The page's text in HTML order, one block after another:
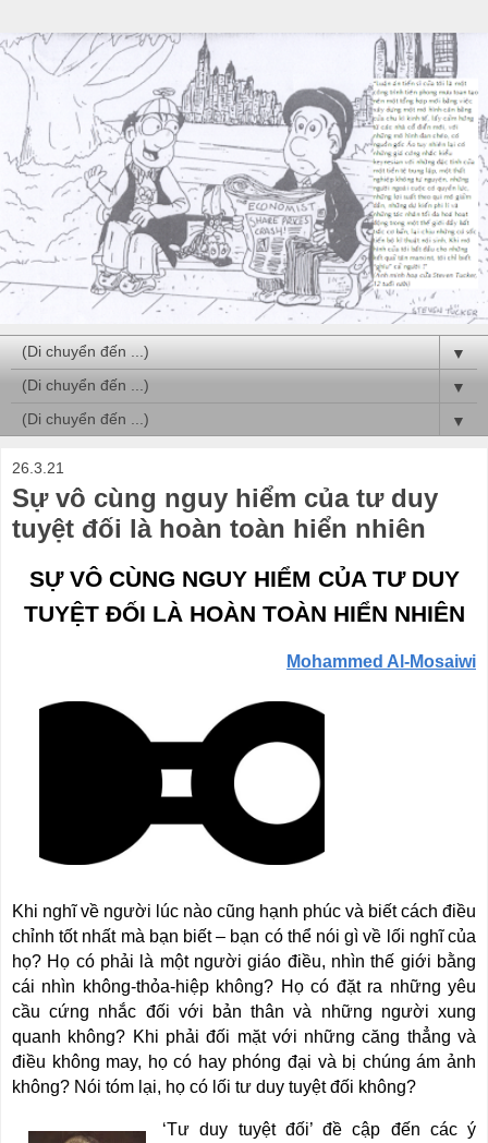
▼
▼
▼
26.3.21
Sự vô cùng nguy hiểm của tư duy
tuyệt đối là hoàn toàn hiển nhiên
SỰ VÔ CÙNG NGUY HIỂM CỦA TƯ DUY
TUYỆT ĐỐI LÀ HOÀN TOÀN HIỂN NHIÊN
Mohammed Al-Mosaiwi
Khi nghĩ về người lúc nào cũng hạnh phúc và biết cách điều
chỉnh tốt nhất mà bạn biết – bạn có thể nói gì về lối nghĩ của
họ? Họ có phải là một người giáo điều, nhìn thế giới bằng
cái nhìn không-thỏa-hiệp không? Họ có đặt ra những yêu
cầu cứng nhắc đối với bản thân và những người xung
quanh không? Khi phải đối mặt với những căng thẳng và
điều không may, họ có hay phóng đại và bị chúng ám ảnh
không? Nói tóm lại, họ có lối tư duy tuyệt đối không?
‘Tư duy tuyệt đối’ đề cập đến các ý